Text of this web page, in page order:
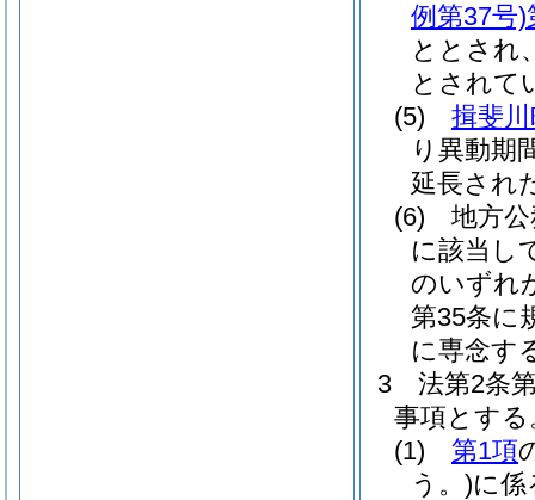
例第37号)
ととされ
とされて
(5)
揖斐
り異動期
延長され
(6)
地方
に該当し
のいずれ
第35条に
に専念す
3
法第2条
事項とする
(1)
第1項
う。)に係